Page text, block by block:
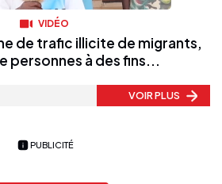
VIDÉO
de trafic illicite de migrants,
personnes à des fins...
VOIR PLUS
PUBLICITÉ